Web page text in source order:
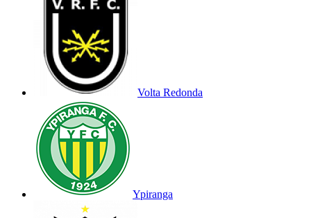
Volta Redonda
Ypiranga